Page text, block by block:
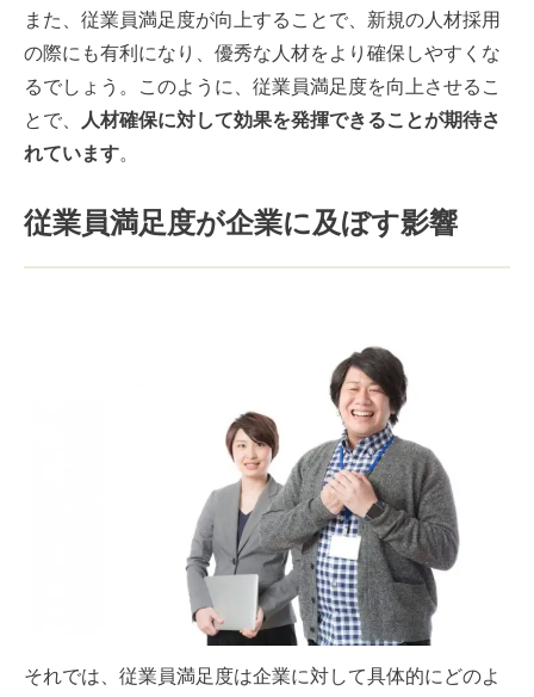
また、従業員満足度が向上することで、新規の人材採用
の際にも有利になり、優秀な人材をより確保しやすくな
るでしょう。このように、従業員満足度を向上させるこ
とで、
人材確保に対して効果を発揮できることが期待さ
れています。
従業員満足度が企業に及ぼす影響
それでは、従業員満足度は企業に対して具体的にどのよ